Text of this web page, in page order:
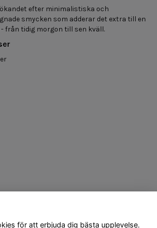
efter minimalistiska och
smycken som adderar det extra till en
från tidig morgon till sen kväll.
för att erbjuda dig bästa upplevelse.